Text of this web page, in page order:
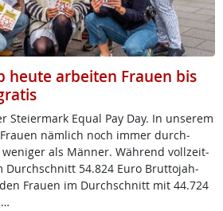
heute arbeiten Frauen bis
Stei­er­mark Equal Pay Day. In un­se­rem
näm­lich noch im­mer durch­
als Män­ner. Wäh­rend voll­zeit­
Durch­schnitt 54.824 Eu­ro Brut­to­jah­
Frau­en im Durch­schnitt mit 44.724